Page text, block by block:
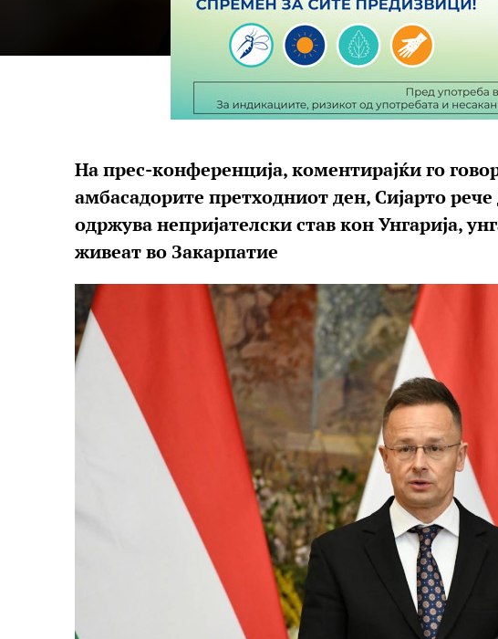
На прес-конференција, коментирајќи го
амбасадорите претходниот ден, Сијарто
одржува непријателски став кон Унгарија,
живеат во Закарпатие